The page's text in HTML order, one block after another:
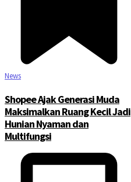
News
Shopee Ajak Generasi Muda
Maksimalkan Ruang Kecil Jadi
Hunian Nyaman dan
Multifungsi